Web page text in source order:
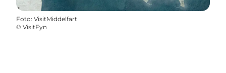
Foto: VisitMiddelfart
© VisitFyn